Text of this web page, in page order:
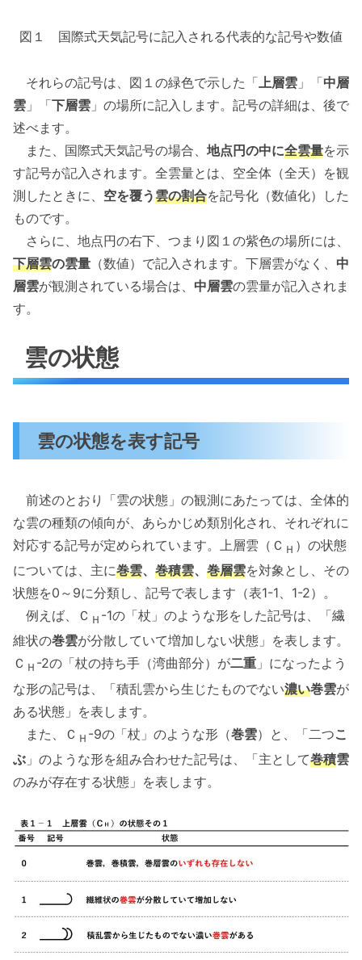
図１ 国際式天気記号に記入される代表的な記号や数値
それらの記号は、図１の緑色で示した「 上層雲 」「中層
雲 」「下層雲 」の場所に記入します。記号の詳細は、後で
述べます。
また、国際式天気記号の場合、 地点円の中に全雲量を示
す記号が記入されます。全雲量とは、空全体（全天）を観
測したときに、 空を覆う雲の割合を記号化（数値化）した
ものです。
さらに、地点円の右下、つまり図１の紫色の場所には、
下層雲の雲量 （数値）で記入されます。下層雲がなく、 中
層雲が観測されている場合は、 中層雲の雲量が記入されま
す。
雲の状態
雲の状態を表す記号
前述のとおり「雲の状態」の観測にあたっては、全体的
な雲の種類の傾向が、あらかじめ類別化され、それぞれに
対応する記号が定められています。上層雲（Ｃ Ｈ ）の状態
については、主に巻雲、 巻積雲、 巻層雲を対象とし、その
状態を0～9に分類し、記号で表します（表1-1、1-2）。
例えば、Ｃ Ｈ -1の「杖」のような形をした記号は、「繊
維状の巻雲が分散していて増加しない状態」を表します。
Ｃ Ｈ -2の「杖の持ち手（湾曲部分）が二重 」になったよう
な形の記号は、「積乱雲から生じたものでない濃い巻雲が
ある状態」を表します。
また、Ｃ Ｈ -9の「杖」のような形（巻雲）と、「二つこ
ぶ 」のような形を組み合わせた記号は、「主として巻積雲
のみが存在する状態」を表します。